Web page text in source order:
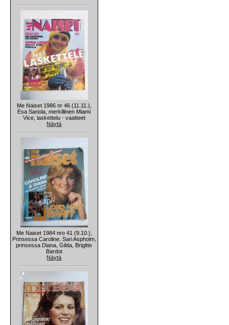
Me Naiset 1986 nr 46 (11.11.),
Esa Sariola, merkillinen Miami
Vice, laskettelu - vaatteet
Näytä
Me Naiset 1984 nro 41 (9.10.),
Prinsessa Caroline, Sari Aspholm,
prinsessa Diana, Gilda, Brigitte
Bardot
Näytä